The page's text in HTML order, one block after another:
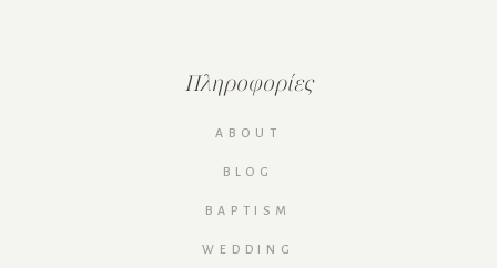
Πληροφορίες
ABOUT
BLOG
BAPTISM
WEDDING